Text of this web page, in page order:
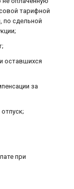
тарифной
по сдельной
оставшихся
за
при